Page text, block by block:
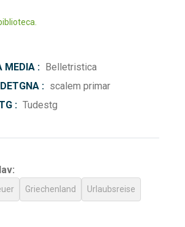
MEDIA :
Belletristica
: scalem primar
: Tudestg
Griechenland Urlaubsreise